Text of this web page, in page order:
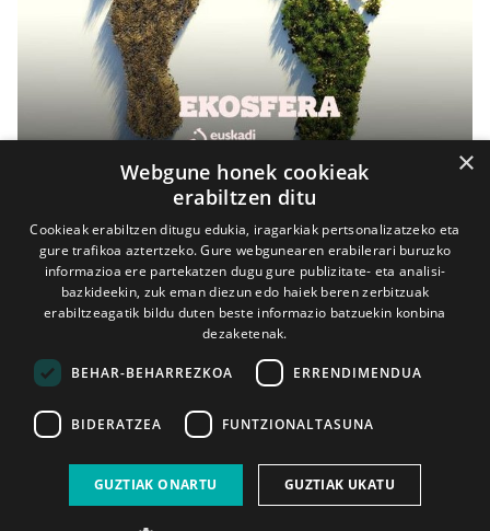
Hartza, urtetik urtera urriagoa
BIODIBERTSITATEA 2004-05-01
Gehiago ikusi
×
Webgune honek cookieak
erabiltzen ditu
Cookieak erabiltzen ditugu edukia, iragarkiak pertsonalizatzeko eta
gure trafikoa aztertzeko. Gure webgunearen erabilerari buruzko
informazioa ere partekatzen dugu gure publizitate- eta analisi-
bazkideekin, zuk eman diezun edo haiek beren zerbitzuak
erabiltzeagatik bildu duten beste informazio batzuekin konbina
dezaketenak.
BEHAR-BEHARREZKOA ERRENDIMENDUA
BIDERATZEA FUNTZIONALTASUNA
GUZTIAK ONARTU GUZTIAK UKATU